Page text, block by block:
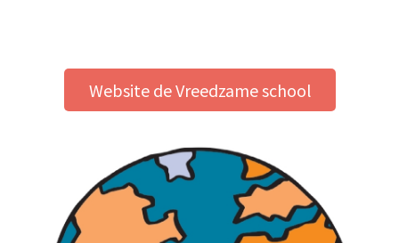
Website de Vreedzame school